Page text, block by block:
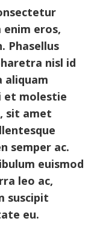
eros,
Phasellus
nisl id
aliquam
et molestie
sit amet
semper ac.
euismod
leo ac,
suscipit
eu.